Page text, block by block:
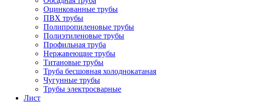
Оцинкованные трубы
ПВХ трубы
Полипропиленовые трубы
Полиэтиленовые трубы
Профильная труба
Нержавеющие трубы
Титановые трубы
Труба бесшовная холоднокатаная
Чугунные трубы
Трубы электросварные
Лист